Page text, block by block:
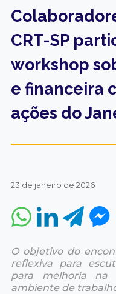
CRT-SP
workshop
e financeira
ações do
23 de janeiro de 2026
O objetivo do
reflexiva para
para melhoria
ambiente de